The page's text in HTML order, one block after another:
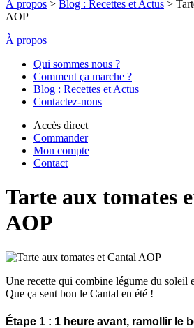
À propos > Blog : Recettes et Actus >
AOP
À propos
Qui sommes nous ?
Comment ça marche ?
Blog : Recettes et Actus
Contactez-nous
Accès direct
Commander
Mon compte
Contact
Tarte aux tomates
AOP
Une recette qui combine légume du soleil
Que ça sent bon le Cantal en été !
Étape 1 : 1 heure avant, ramollir le